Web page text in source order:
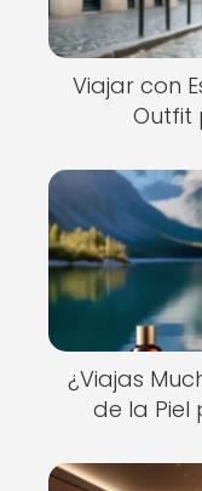
Viajar con
Outfit
¿Viajas
de la Piel